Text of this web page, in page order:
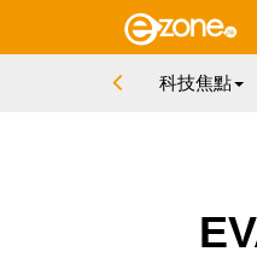
科技焦點